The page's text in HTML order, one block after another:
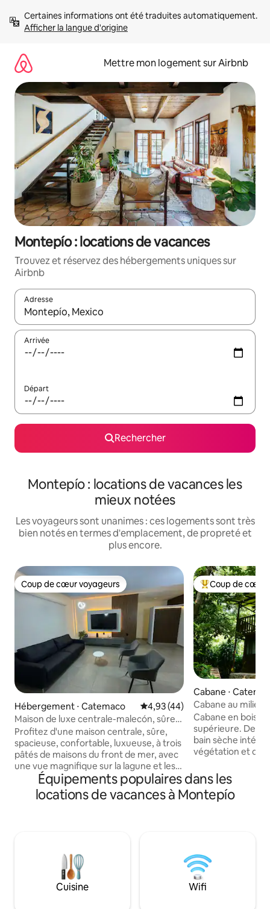
directement
Afficher la langue d'origine
Mettre mon logement sur Airbnb
Montepío : locations de vacances
Trouvez et réservez des hébergements uniques sur
Airbnb
Adresse
Lorsque les résultats s'affichent, utilisez les flèches vers le
Arrivée
Départ
Rechercher
Montepío : locations de vacances les
mieux notées
Les voyageurs sont unanimes : ces logements sont très
bien notés en termes d'emplacement, de propreté et
plus encore.
Coup de cœur voyageurs
Coup de cœur voyageurs
Hébergement ⋅ Catemaco Évaluation moyenne sur la
4,93 (44)
Maison de luxe centrale-malecón, sûre,
36 équipements.
Profitez d'une maison centrale, sûre,
spacieuse, confortable, luxueuse, à trois
pâtés de maisons du front de mer, avec
une vue magnifique sur la lagune et les
montagnes. 36 équipements inclus dans
le coût, et 5 équipements avec un coût
supplémentaire. Renseignez-vous sur
lieux éco-touristiques * Nettoyage et
clairvoyance avec le sorcier. Profitez de
la beauté et du mysticisme de la région.
Vous êtes bienvenus
Coups de cœur
Coup de cœur
Cabane ⋅
Cabane au milieu
Cabane en bois
supérieure. Deux
bain sèche intérieure.
végétation et d'oiseaux. Un
de la jungle, se
arbres
observer les
côté de laquelle
eaux
Équipements populaires dans les
locations de vacances à Montepío
Cuisine Wifi